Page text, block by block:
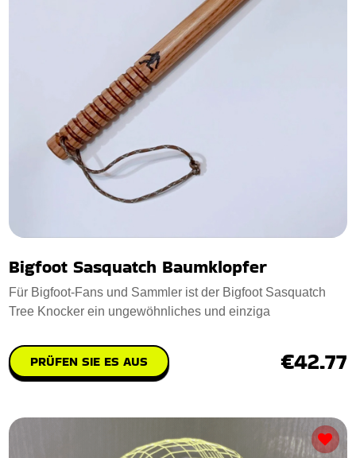
Bigfoot Sasquatch Baumklopfer
Für Bigfoot-Fans und Sammler ist der Bigfoot Sasquatch
Tree Knocker ein ungewöhnliches und einziga
PRÜFEN SIE ES AUS €42.77